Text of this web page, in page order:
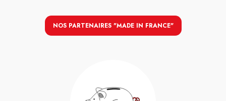
NOS PARTENAIRES "MADE IN FRANCE"